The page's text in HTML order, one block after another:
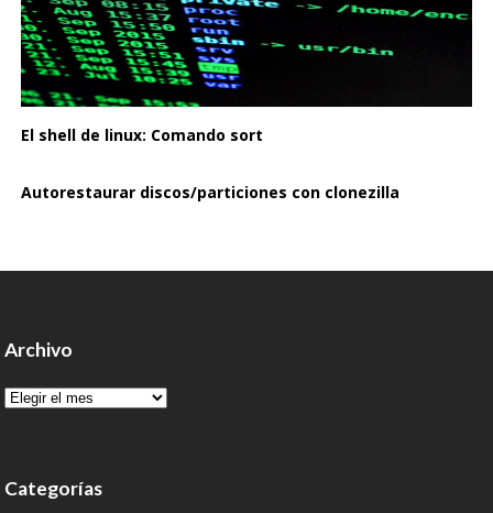
El shell de linux: Comando sort
Autorestaurar discos/particiones con clonezilla
Archivo
Archivo
Categorías